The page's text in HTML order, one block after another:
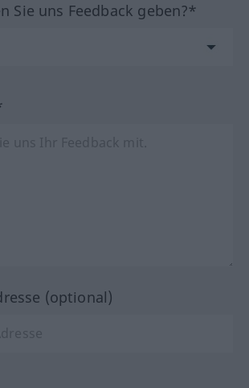
Sie uns Feedback geben?*
(optional)